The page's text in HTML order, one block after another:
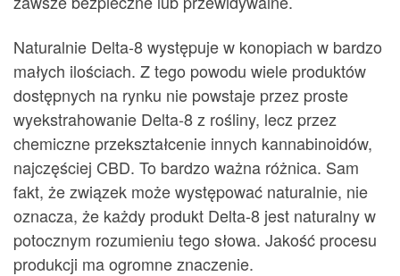
Naturalnie Delta-8 występuje w konopiach w bardzo
małych ilościach. Z tego powodu wiele produktów
dostępnych na rynku nie powstaje przez proste
wyekstrahowanie Delta-8 z rośliny, lecz przez
chemiczne przekształcenie innych kannabinoidów,
najczęściej CBD. To bardzo ważna różnica. Sam
fakt, że związek może występować naturalnie, nie
oznacza, że każdy produkt Delta-8 jest naturalny w
potocznym rozumieniu tego słowa. Jakość procesu
produkcji ma ogromne znaczenie.